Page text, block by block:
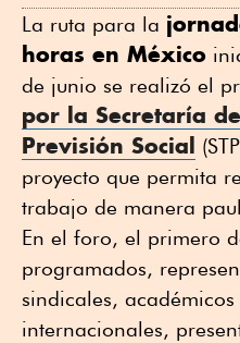
La ruta para la
horas en México
de junio se realizó el
por la Secretaría
Previsión Social
proyecto que permita
trabajo de manera
En el foro, el primero
programados,
sindicales,
internacionales,